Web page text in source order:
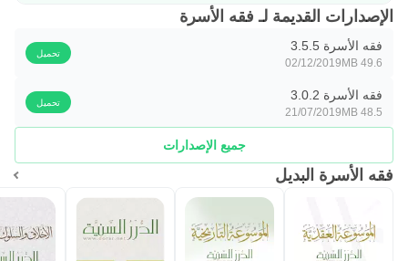
الإصدارات القديمة لـ فقه الأسرة
فقه الأسرة 3.5.5
49.6 MB
02/12/2019
تحميل
فقه الأسرة 3.0.2
48.5 MB
21/07/2019
تحميل
جميع الإصدارات
فقه الأسرة البديل